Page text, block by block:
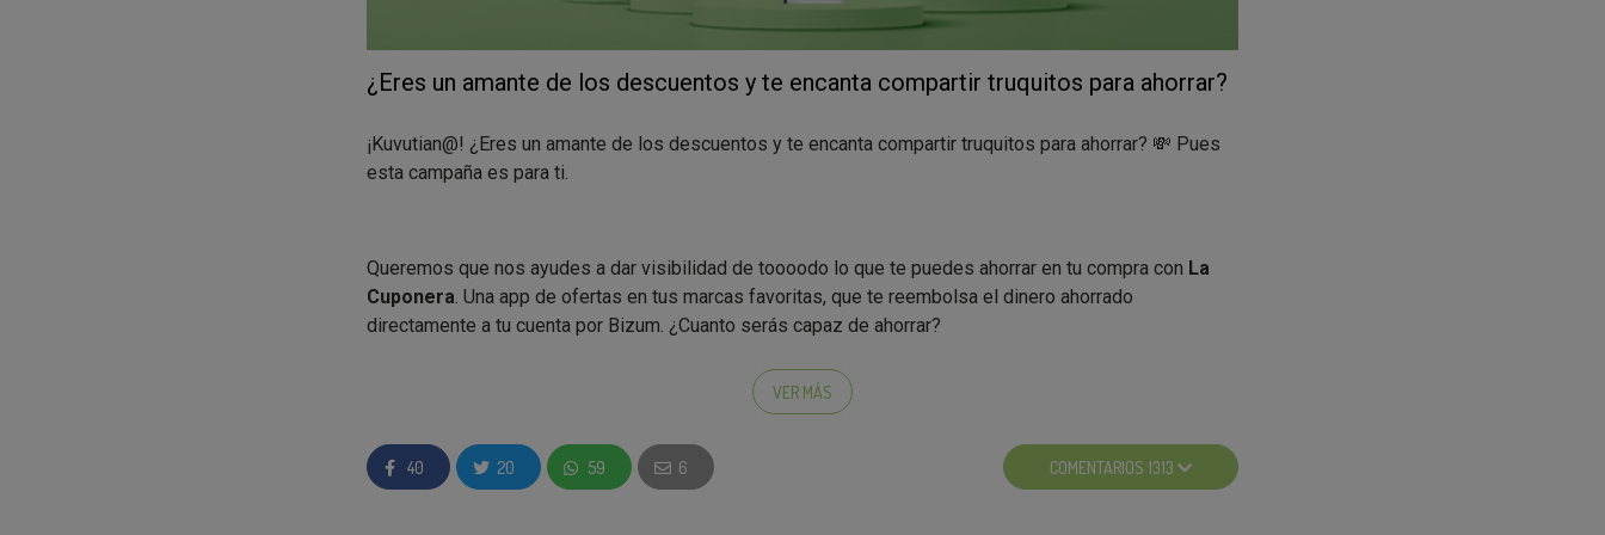
¿Eres un amante de los descuentos y te encanta compartir truquitos para ahorrar?
¡Kuvutian@! ¿Eres un amante de los descuentos y te encanta compartir truquitos para ahorrar? 💸 Pues
esta campaña es para ti.
Queremos que nos ayudes a dar visibilidad de toooodo lo que te puedes ahorrar en tu compra con La
Cuponera. Una app de ofertas en tus marcas favoritas, que te reembolsa el dinero ahorrado
directamente a tu cuenta por Bizum. ¿Cuanto serás capaz de ahorrar?
Importante comunicar de forma natural y con un lenguaje sencillo los 3 beneficios principales:
La Cuponera es una App para ahorrar hasta 200€ en tus primeras marcas favoritas.
VER MÁS
40 20 59 6 COMENTARIOS 1313